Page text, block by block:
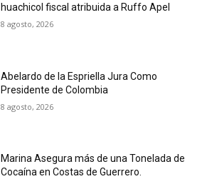
huachicol fiscal atribuida a Ruffo Apel
8 agosto, 2026
Abelardo de la Espriella Jura Como
Presidente de Colombia
8 agosto, 2026
Marina Asegura más de una Tonelada de
Cocaína en Costas de Guerrero.